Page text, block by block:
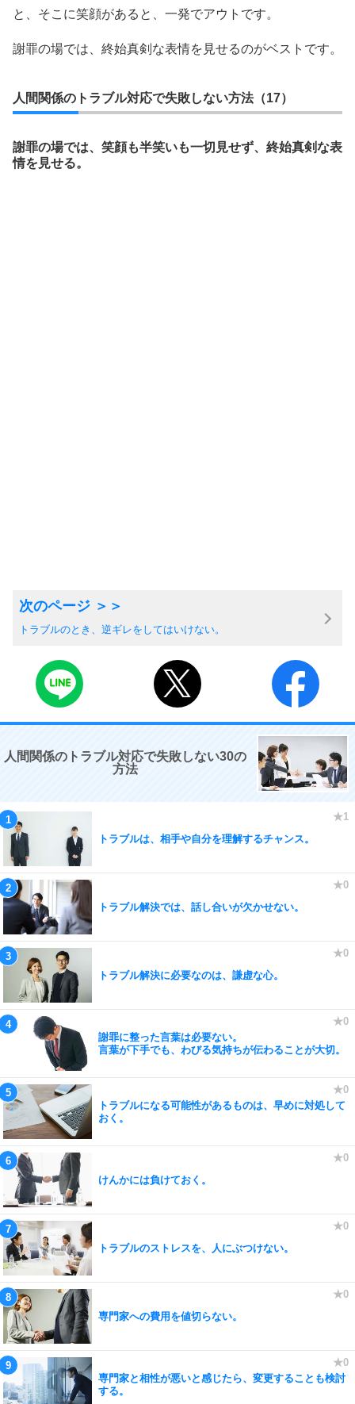
と、そこに笑顔があると、一発でアウトです。
謝罪の場では、終始真剣な表情を見せるのがベストです。
人間関係のトラブル対応で失敗しない方法（17）
謝罪の場では、笑顔も半笑いも一切見せず、終始真剣な表
情を見せる。
トラブルのとき、逆ギレをしてはいけない。
人間関係のトラブル対応で失敗しない30の
方法
トラブルは、相手や自分を理解するチャンス。
トラブル解決では、話し合いが欠かせない。
トラブル解決に必要なのは、謙虚な心。
謝罪に整った言葉は必要ない。
言葉が下手でも、わびる気持ちが伝わることが大切。
トラブルになる可能性があるものは、早めに対処して
おく。
けんかには負けておく。
トラブルのストレスを、人にぶつけない。
専門家への費用を値切らない。
専門家と相性が悪いと感じたら、変更することも検討
する。